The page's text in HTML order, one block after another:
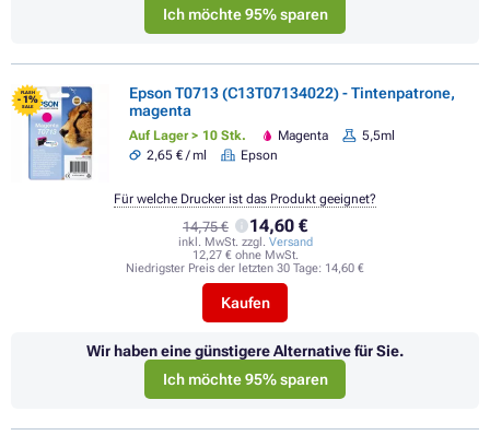
Ich möchte 95% sparen
FLASH
- 1%
SALE
Epson T0713 (C13T07134022) - Tintenpatrone,
magenta
Auf Lager > 10 Stk. Magenta
5,5ml
2,65 € / ml
Epson
14,75 € 14,60 €
inkl. MwSt. zzgl. Versand
12,27 € ohne MwSt.
Niedrigster Preis der letzten 30 Tage: 14,60 €
Kaufen
Für welche Drucker ist das Produkt geeignet?
Wir haben eine günstigere Alternative für Sie.
Ich möchte 95% sparen